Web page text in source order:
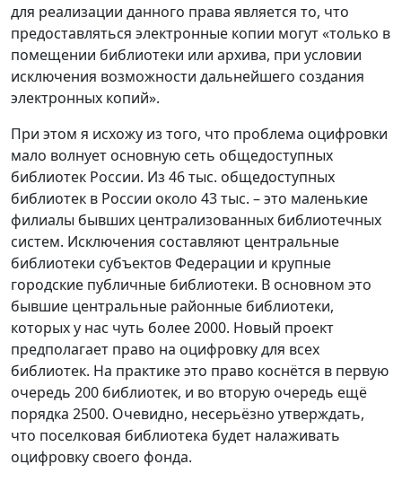
для реализации данного права является то, что
предоставляться электронные копии могут «только в
помещении библиотеки или архива, при условии
исключения возможности дальнейшего создания
электронных копий».
При этом я исхожу из того, что проблема оцифровки
мало волнует основную сеть общедоступных
библиотек России. Из 46 тыс. общедоступных
библиотек в России около 43 тыс. – это маленькие
филиалы бывших централизованных библиотечных
систем. Исключения составляют центральные
библиотеки субъектов Федерации и крупные
городские публичные библиотеки. В основном это
бывшие центральные районные библиотеки,
которых у нас чуть более 2000. Новый проект
предполагает право на оцифровку для всех
библиотек. На практике это право коснётся в первую
очередь 200 библиотек, и во вторую очередь ещё
порядка 2500. Очевидно, несерьёзно утверждать,
что поселковая библиотека будет налаживать
оцифровку своего фонда.